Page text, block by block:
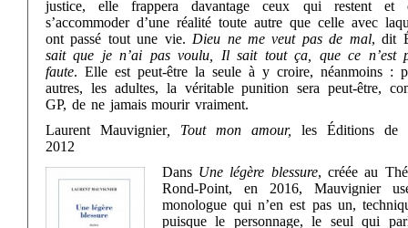
justice, elle frappera davantage ceux qui restent et
s’accommoder d’une réalité toute autre que celle avec
ont passé tout une vie. Dieu ne me veut pas de mal, dit
sait que je n’ai pas voulu, Il sait tout ça, que ce n’est
faute. Elle est peut-être la seule à y croire, néanmoins :
autres, les adultes, la véritable punition sera peut-être,
GP, de ne jamais mourir vraiment.
Laurent Mauvignier, Tout mon amour, les Éditions de
2012
Dans Une légère blessure, créée au
Rond-Point, en 2016, Mauvignier
monologue qui n’en est pas un,
puisque le personnage, le seul qui